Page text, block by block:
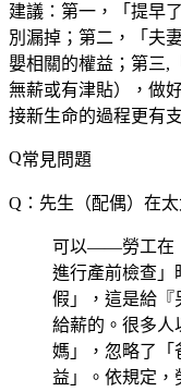
建議：第一，「提早
別漏掉；第二，「夫
嬰相關的權益；第三,
無薪或有津貼），做
接新生命的過程更有
常見問題
Q：先生（配偶）在
可以——勞工在
進行產前檢查」
假」，這是給『
給薪的。很多人
媽」，忽略了「
益」。依規定，